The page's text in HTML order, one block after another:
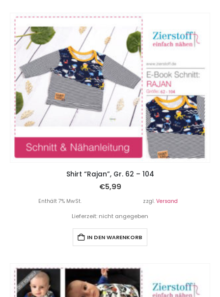
Shirt “Rajan”, Gr. 62 – 104
€5,99
Enthält 7% MwSt. zzgl. Versand
Lieferzeit: nicht angegeben
IN DEN WARENKORB